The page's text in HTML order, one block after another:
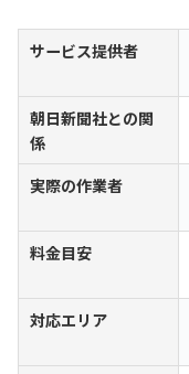
サービス提供者
朝日新聞社との関
係
実際の作業者
料金目安
対応エリア